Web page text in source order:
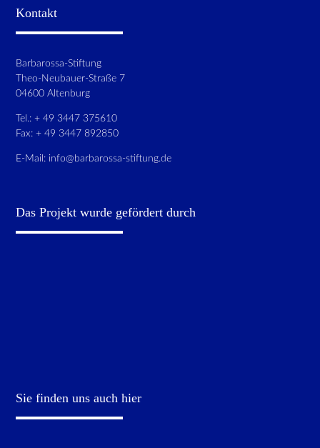
Kontakt
Barbarossa-Stiftung
Theo-Neubauer-Straße 7
04600 Altenburg
Tel.: + 49 3447 375610
Fax: + 49 3447 892850
E-Mail: info@barbarossa-stiftung.de
Das Projekt wurde gefördert durch
Sie finden uns auch hier